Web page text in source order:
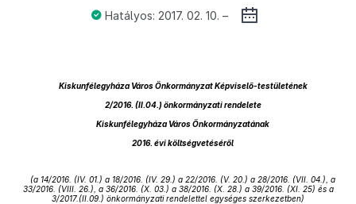
Hatályos: 2017. 02. 10. –
Kiskunfélegyháza Város Önkormányzat Képviselő-testületének
2/2016. (II.04.) önkormányzati rendelete
Kiskunfélegyháza Város Önkormányzatának
2016. évi költségvetéséről
(a 14/2016. (IV. 01.) a 18/2016. (IV. 29.) a 22/2016. (V. 20.) a 28/2016. (VII. 04.), a
33/2016. (VIII. 26.), a 36/2016. (X. 03.) a 38/2016. (X. 28.) a 39/2016. (XI. 25) és a
3/2017.(II.09.) önkormányzati rendelettel egységes szerkezetben)